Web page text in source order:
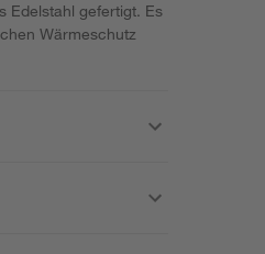
Edelstahl gefertigt. Es
Wärmeschutz